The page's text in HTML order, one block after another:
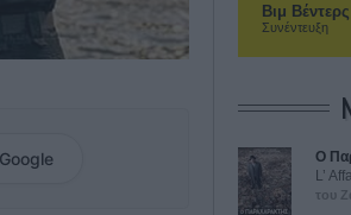
Βιμ Βέντερς
Συνέντευξη
Ο
L’
του